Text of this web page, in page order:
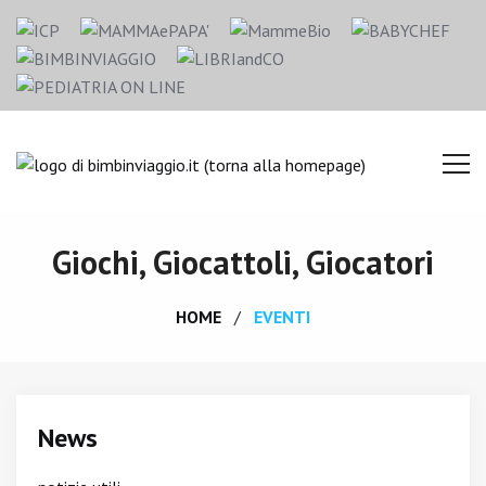
Giochi, Giocattoli, Giocatori
HOME EVENTI
News